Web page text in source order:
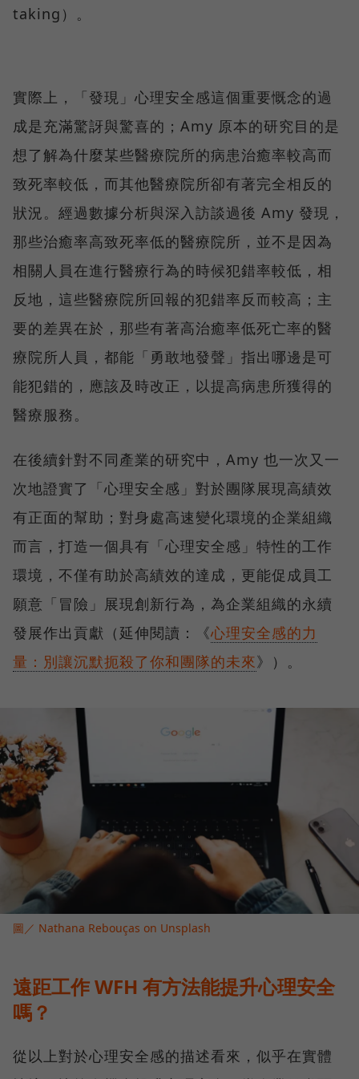
taking）。
實際上，「發現」心理安全感這個重要慨念的過
成是充滿驚訝與驚喜的；Amy 原本的研究目的是
想了解為什麼某些醫療院所的病患治癒率較高而
致死率較低，而其他醫療院所卻有著完全相反的
狀況。經過數據分析與深入訪談過後 Amy 發現，
那些治癒率高致死率低的醫療院所，並不是因為
相關人員在進行醫療行為的時候犯錯率較低，相
反地，這些醫療院所回報的犯錯率反而較高；主
要的差異在於，那些有著高治癒率低死亡率的醫
療院所人員，都能「勇敢地發聲」指出哪邊是可
能犯錯的，應該及時改正，以提高病患所獲得的
醫療服務。
在後續針對不同產業的研究中，Amy 也一次又一
次地證實了「心理安全感」對於團隊展現高績效
有正面的幫助；對身處高速變化環境的企業組織
而言，打造一個具有「心理安全感」特性的工作
環境，不僅有助於高績效的達成，更能促成員工
願意「冒險」展現創新行為，為企業組織的永續
發展作出貢獻（延伸閱讀：《心理安全感的力
量：別讓沉默扼殺了你和團隊的未來》）。
圖／ Nathana Rebouças on Unsplash
遠距工作 WFH 有方法能提升心理安全
嗎？
從以上對於心理安全感的描述看來，似乎在實體